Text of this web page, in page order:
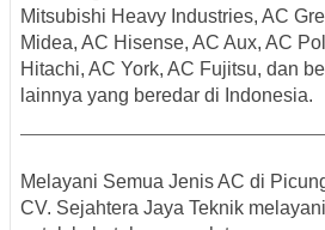
Mitsubishi Heavy Industries, AC
Midea, AC Hisense, AC Aux, AC
Hitachi, AC York, AC Fujitsu, dan
lainnya yang beredar di Indonesia.
Melayani Semua Jenis AC di
CV. Sejahtera Jaya Teknik melayani